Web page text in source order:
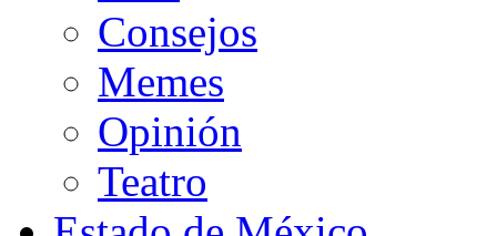
Consejos
Memes
Opinión
Teatro